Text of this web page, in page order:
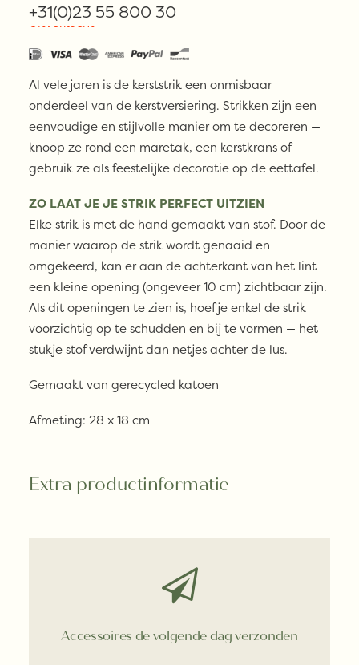
+31(0)23 55 800 30
Uitverkocht
Al vele jaren is de kerststrik een onmisbaar
onderdeel van de kerstversiering. Strikken zijn een
eenvoudige en stijlvolle manier om te decoreren —
knoop ze rond een maretak, een kerstkrans of
gebruik ze als feestelijke decoratie op de eettafel.
ZO LAAT JE JE STRIK PERFECT UITZIEN
Elke strik is met de hand gemaakt van stof. Door de
manier waarop de strik wordt genaaid en
omgekeerd, kan er aan de achterkant van het lint
een kleine opening (ongeveer 10 cm) zichtbaar zijn.
Als dit openingen te zien is, hoef je enkel de strik
voorzichtig op te schudden en bij te vormen — het
stukje stof verdwijnt dan netjes achter de lus.
Gemaakt van gerecycled katoen
Afmeting: 28 x 18 cm
Extra productinformatie
Accessoires de volgende dag verzonden